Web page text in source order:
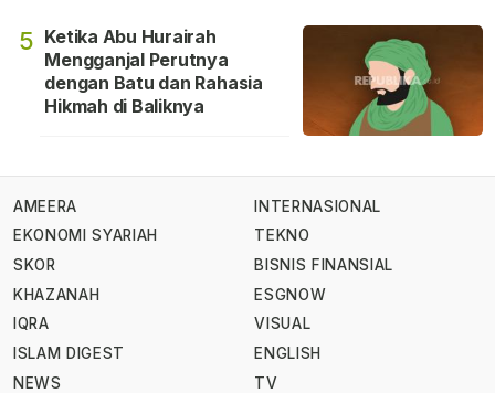
5 Ketika Abu Hurairah
Mengganjal Perutnya
dengan Batu dan Rahasia
Hikmah di Baliknya
AMEERA
EKONOMI SYARIAH
SKOR
KHAZANAH
IQRA
ISLAM DIGEST
NEWS
INTERNASIONAL
TEKNO
BISNIS FINANSIAL
ESGNOW
VISUAL
ENGLISH
TV